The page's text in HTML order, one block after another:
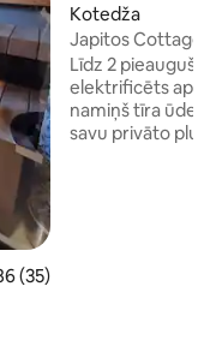
vērtējums: 4,86 no 5,
(35)
Kotedža
Japitos Cottage
Rantasauna 15 m²
Līdz 2
elektrificēts
namiņš tīra ūdens
savu privāto